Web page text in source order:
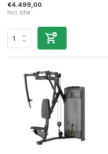
€4.499,00
Incl. btw